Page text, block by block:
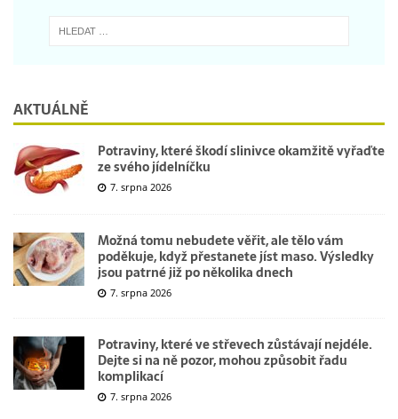
AKTUÁLNĚ
Potraviny, které škodí slinivce okamžitě vyřaďte
ze svého jídelníčku
7. srpna 2026
Možná tomu nebudete věřit, ale tělo vám
poděkuje, když přestanete jíst maso. Výsledky
jsou patrné již po několika dnech
7. srpna 2026
Potraviny, které ve střevech zůstávají nejdéle.
Dejte si na ně pozor, mohou způsobit řadu
komplikací
7. srpna 2026